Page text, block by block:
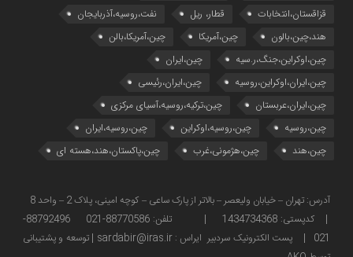
قزاقستان،انتخابات
قطار، ریل
نفت،روسیه،آذربایجان
هند،چین،بالون
چین،آمریکا
چین،آمریکا،بالن
چین،اوکراین،جنگ،ر.سیه
چین،ایران
چین،ایران،اوکراین،روسیه
چین،ایران،رئیسی
چین،ایران،عربستان
چین،ترکیه،روسیه،آسیای مرکزی
چین،روسیه
چین،روسیه،اوکراین
چین،روسیه،ایران
چین،هند
چین،هژمونی،غرب چین،پاکستان،هند،هسته ای
| کدپستی: 1434734368 | تلفن: 88770586-021 88792496-
021 | پست الکترونیک سردبیر ایراس : sardabir@iras.ir |
توسعه و پشتیبانی